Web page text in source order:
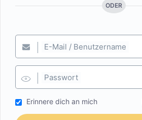
ODER
E-Mail / Benutzername
Passwort
Erinnere dich an mich